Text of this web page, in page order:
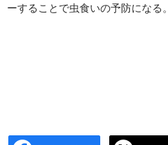
ーすることで虫食いの予防になる。